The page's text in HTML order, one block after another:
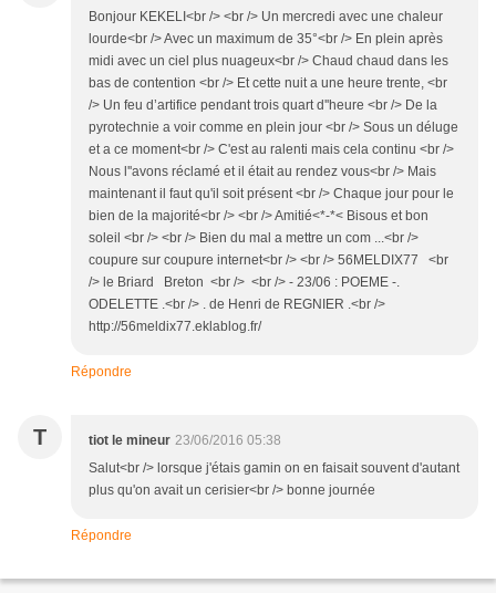
Bonjour KEKELI<br /> <br /> Un mercredi avec une chaleur
lourde<br /> Avec un maximum de 35°<br /> En plein après
midi avec un ciel plus nuageux<br /> Chaud chaud dans les
bas de contention <br /> Et cette nuit a une heure trente, <br
/> Un feu d’artifice pendant trois quart d''heure <br /> De la
pyrotechnie a voir comme en plein jour <br /> Sous un déluge
et a ce moment<br /> C'est au ralenti mais cela continu <br />
Nous l''avons réclamé et il était au rendez vous<br /> Mais
maintenant il faut qu'il soit présent <br /> Chaque jour pour le
bien de la majorité<br /> <br /> Amitié<*-*< Bisous et bon
soleil <br /> <br /> Bien du mal a mettre un com ...<br />
coupure sur coupure internet<br /> <br /> 56MELDIX77 <br
/> le Briard Breton <br /> <br /> - 23/06 : POEME -.
ODELETTE .<br /> . de Henri de REGNIER .<br />
http://56meldix77.eklablog.fr/
Répondre
T tiot le mineur 23/06/2016 05:38
Salut<br /> lorsque j'étais gamin on en faisait souvent d'autant
plus qu'on avait un cerisier<br /> bonne journée
Répondre